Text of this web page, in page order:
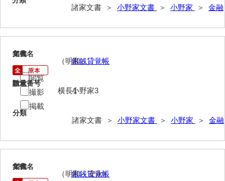
小田家文書（柳井市金屋）
小野家文書
土地
租税
商売
諸家文書 ＞ 小野家文書 ＞ 小野家 ＞ 金融
11
文書名
銀銭貸覚帳
請求番号
小野家3
分類
諸家文書 ＞ 小野家文書 ＞ 小野家 ＞ 金融
年代
（明和）
数量
横長1
閲覧
撮影
掲載
12
文書名
銀銭貸覚帳
年代
（明和～安永）